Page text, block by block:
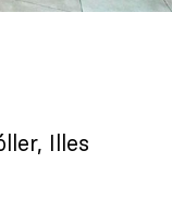
Illes